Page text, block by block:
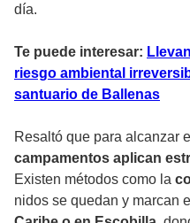
día.
Te puede interesar:
riesgo ambiental
santuario de Ballenas
Resaltó que para alcanzar
campamentos aplican
Existen métodos como la
nidos se quedan y marcan